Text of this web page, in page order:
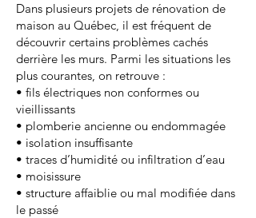
Dans plusieurs projets de rénovation de
maison au Québec, il est fréquent de
découvrir certains problèmes cachés
derrière les murs. Parmi les situations les
plus courantes, on retrouve :
• fils électriques non conformes ou
vieillissants
• plomberie ancienne ou endommagée
• isolation insuffisante
• traces d’humidité ou infiltration d’eau
• moisissure
• structure affaiblie ou mal modifiée dans
le passé